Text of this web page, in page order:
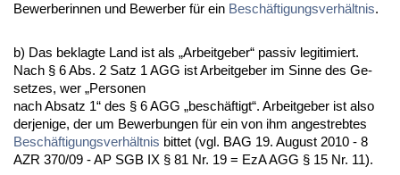
Be­wer­be­rin­nen und Be­wer­ber für ein Beschäfti­gungs­verhält­nis.
b) Das be­klag­te Land ist als „Ar­beit­ge­ber“ pas­siv le­gi­ti­miert.
Nach § 6 Abs. 2 Satz 1 AGG ist Ar­beit­ge­ber im Sin­ne des Ge­
set­zes, wer „Per­so­nen
nach Ab­satz 1“ des § 6 AGG „beschäftigt“. Ar­beit­ge­ber ist al­so
der­je­ni­ge, der um Be­wer­bun­gen für ein von ihm an­ge­streb­tes
Beschäfti­gungs­verhält­nis bit­tet (vgl. BAG 19. Au­gust 2010 - 8
AZR 370/09 - AP SGB IX § 81 Nr. 19 = EzA AGG § 15 Nr. 11).